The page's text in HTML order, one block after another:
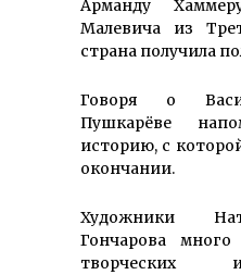
Арманду
Малевича из
страна получила
Говоря о
Пушкарёве
историю, с
окончании.
Художники
Гончарова
творческих